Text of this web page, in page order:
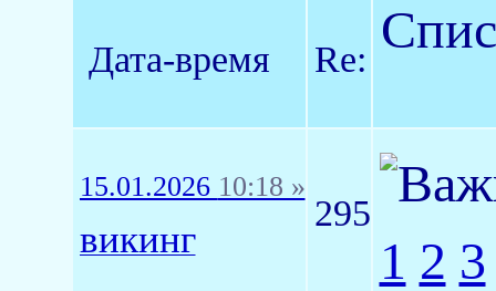
Дата-время Re:
15.01.2026 10:18 »
викинг
295
1 2 3